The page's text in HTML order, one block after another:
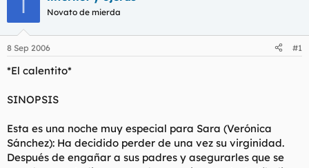
a
o
r
l
e
m
a
h
a
i
I Novato de mierda
8 Sep 2006 #1
*El calentito*
SINOPSIS
Esta es una noche muy especial para Sara (Verónica
Sánchez): Ha decidido perder de una vez su virginidad.
Después de engañar a sus padres y asegurarles que se